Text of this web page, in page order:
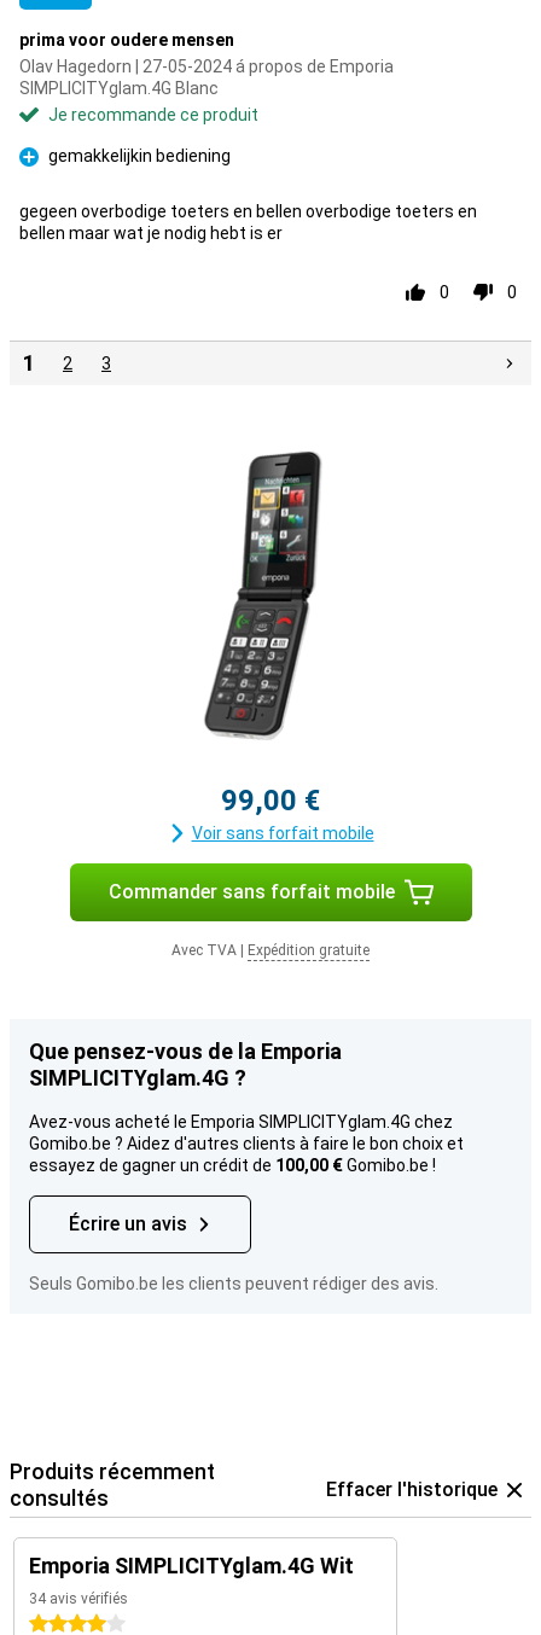
prima voor oudere mensen
Olav Hagedorn | 27-05-2024 á propos de Emporia
SIMPLICITYglam.4G Blanc
Je recommande ce produit
Pour
gemakkelijkin bediening
gegeen overbodige toeters en bellen overbodige toeters en
bellen maar wat je nodig hebt is er
0 0
1 2 3
99,00 €
Voir sans forfait mobile
Commander sans forfait mobile
Avec TVA Expédition gratuite
Que pensez-vous de la Emporia
SIMPLICITYglam.4G ?
Avez-vous acheté le Emporia SIMPLICITYglam.4G chez
Gomibo.be ? Aidez d'autres clients à faire le bon choix et
essayez de gagner un crédit de 100,00 €Gomibo.be !
Écrire un avis
Seuls Gomibo.be les clients peuvent rédiger des avis.
Produits récemment
consultés
Effacer l'historique
Emporia SIMPLICITYglam.4G Wit
34 avis vérifiés
4 étoiles